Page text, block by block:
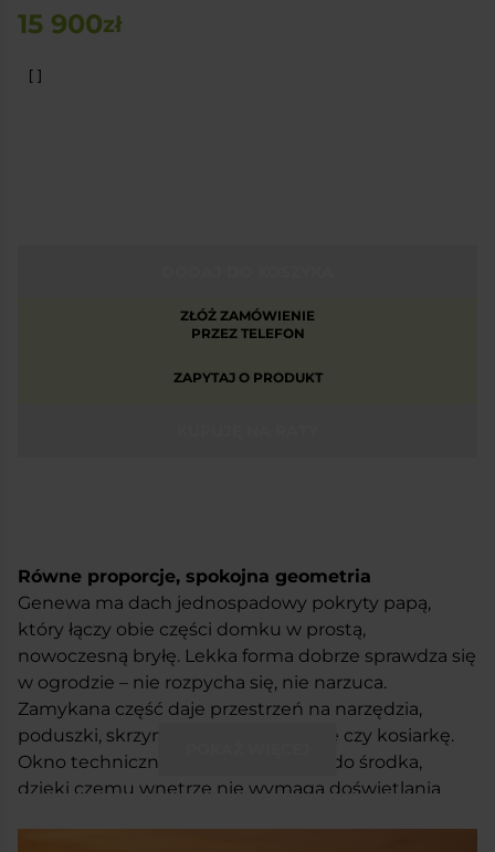
Równe proporcje, spokojna geometria
Genewa ma dach jednospadowy pokryty papą,
który łączy obie części domku w prostą,
nowoczesną bryłę. Lekka forma dobrze sprawdza się
w ogrodzie – nie rozpycha się, nie narzuca.
Zamykana część daje przestrzeń na narzędzia,
poduszki, skrzynki, zapasowe donice czy kosiarkę.
Okno techniczne wpuszcza światło do środka,
dzięki czemu wnętrze nie wymaga doświetlania
15 900zł
ZŁÓŻ ZAMÓWIENIE
PRZEZ TELEFON
ZAPYTAJ O PRODUKT